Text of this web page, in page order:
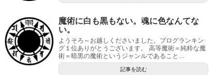
魔術に白も黒もない。魂に色なんてな
い。
ようそろ～お越しくださいました。ブログランキン
グ１位ありがとうございます。 高等魔術＝純粋な魔
術＝暗黒の魔術というジャンルであること...
記事を読む